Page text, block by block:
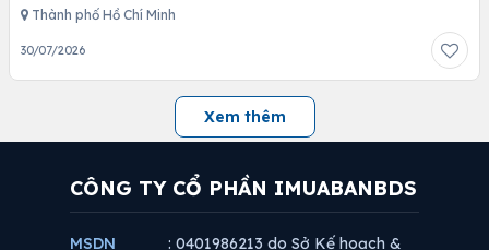
Thành phố Hồ Chí Minh
30/07/2026
Xem thêm
CÔNG TY CỔ PHẦN IMUABANBDS
MSDN : 0401986213 do Sở Kế hoạch &